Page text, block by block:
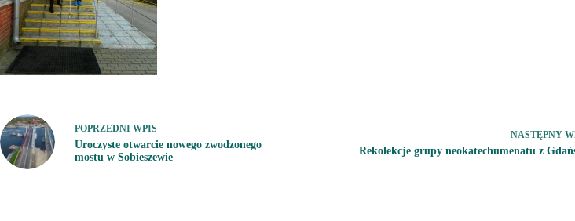
POPRZEDNI WPIS
Uroczyste otwarcie nowego zwodzonego
mostu w Sobieszewie
NASTĘPNY
Rekolekcje grupy neokatechumenatu z